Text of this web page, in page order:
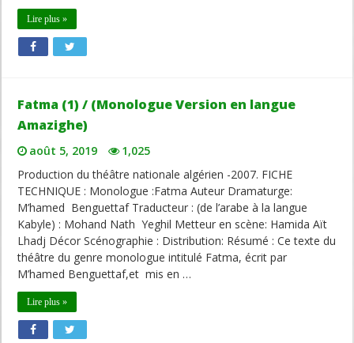
Lire plus »
Fatma (1) / (Monologue Version en langue
Amazighe)
août 5, 2019
1,025
Production du théâtre nationale algérien -2007. FICHE
TECHNIQUE : Monologue :Fatma Auteur Dramaturge:
M’hamed Benguettaf Traducteur : (de l’arabe à la langue
Kabyle) : Mohand Nath Yeghil Metteur en scène: Hamida Aït
Lhadj Décor Scénographie : Distribution: Résumé : Ce texte du
théâtre du genre monologue intitulé Fatma, écrit par
M’hamed Benguettaf,et mis en …
Lire plus »